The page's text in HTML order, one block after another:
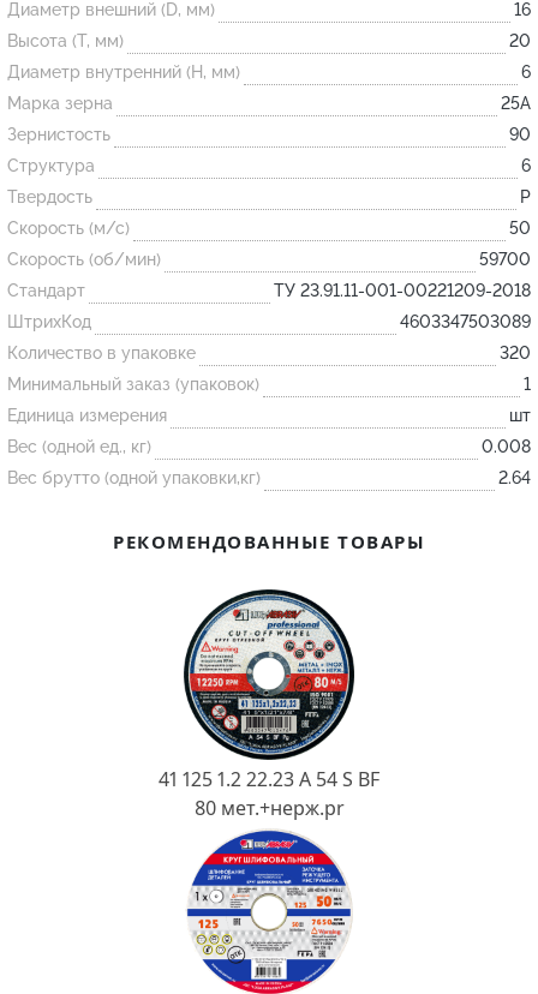
Огнеупорные
изделия
Скачать каталог
Тигель
Муфель
Черпак
Шербер
Трубка
Стержень
Подставка
Лодочка
Ковш разливочный
Огнеупорная SiC смесь
Диаметр внешний (D, мм)
16
Высота (T, мм)
20
Диаметр внутренний (H, мм)
6
Марка зерна
25А
Зернистость
90
Структура
6
Твердость
P
Скорость (м/с)
50
Скорость (об/мин)
59700
Стандарт
ТУ 23.91.11-001-00221209-2018
ШтрихКод
4603347503089
Количество в упаковке
320
Минимальный заказ (упаковок)
1
Единица измерения
шт
Вес (одной ед., кг)
0.008
Вес брутто (одной упаковки,кг)
2.64
РЕКОМЕНДОВАННЫЕ ТОВАРЫ
41 125 1.2 22.23 A 54 S BF
80 мет.+нерж.pr